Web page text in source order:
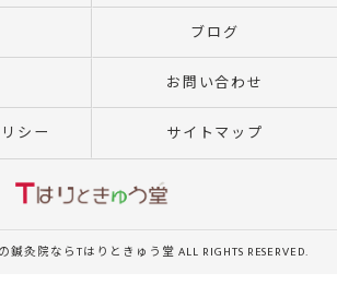
ブログ
お問い合わせ
シー サイトマップ
灸院ならTはりときゅう堂 ALL RIGHTS RESERVED.